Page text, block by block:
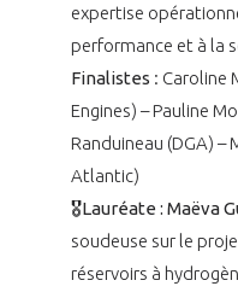
expertise
performance et à la
Finalistes : Caroline
Engines) – Pauline
Randuineau (DGA) –
Atlantic)
🎖️Lauréate : Maëva
soudeuse sur le
réservoirs à